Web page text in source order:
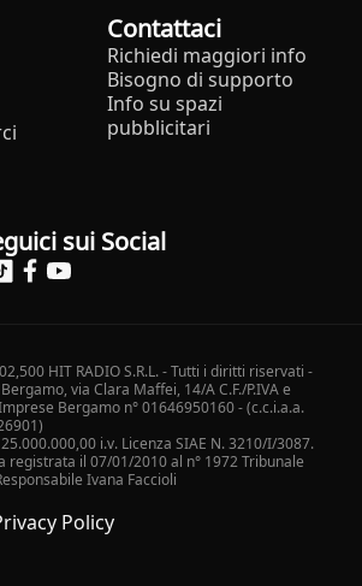
Contattaci
Richiedi maggiori info
Bisogno di supporto
Info su spazi
pubblicitari
sui Social
HIT RADIO S.R.L. - Tutti i diritti riservati -
via Clara Maffei, 14/A C.F./P.IVA e
Bergamo n° 01646950160 - (c.c.i.a.a.
i.v. Licenza SIAE N. 3210/I/3087.
registrata il 07/01/2010 al n° 1972 Tribunale
Ivana Faccioli
Policy